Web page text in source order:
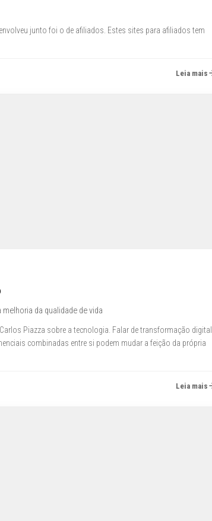
junto foi o de afiliados. Estes sites para afiliados tem
Leia mais
da qualidade de vida
Piazza sobre a tecnologia. Falar de transformação digital
combinadas entre si podem mudar a feição da própria
Leia mais